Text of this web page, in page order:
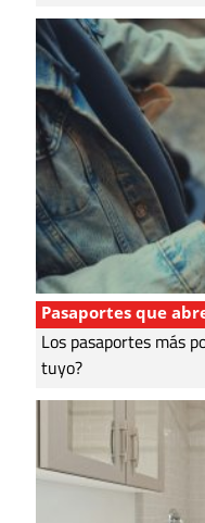
Pasaportes que
Los pasaportes más
tuyo?